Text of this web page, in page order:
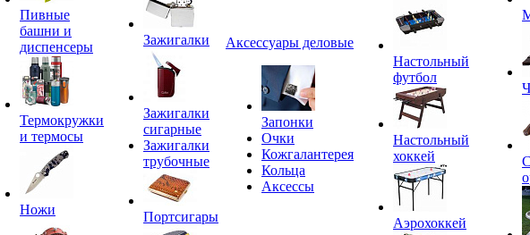
Пивные
башни и
диспенсеры
Термокружки
и термосы
Ножи
Зажигалки
Зажигалки
сигарные
Зажигалки
трубочные
Портсигары
Аксессуары деловые
Запонки
Очки
Кожгалантерея
Кольца
Аксессы
Настольный
футбол
Настольный
хоккей
Аэрохоккей